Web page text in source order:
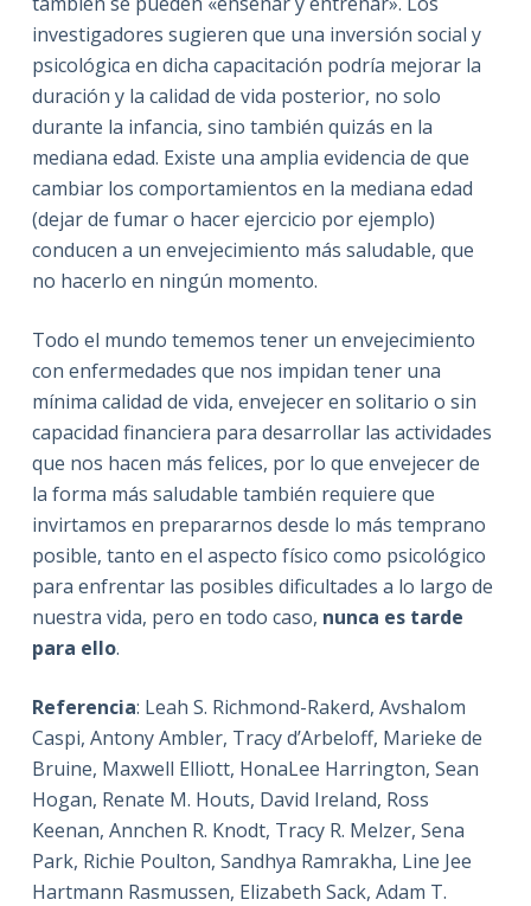
investigadores sugieren que una inversión social y
psicológica en dicha capacitación podría mejorar la
duración y la calidad de vida posterior, no solo
durante la infancia, sino también quizás en la
mediana edad. Existe una amplia evidencia de que
cambiar los comportamientos en la mediana edad
(dejar de fumar o hacer ejercicio por ejemplo)
conducen a un envejecimiento más saludable, que
no hacerlo en ningún momento.
Todo el mundo tememos tener un envejecimiento
con enfermedades que nos impidan tener una
mínima calidad de vida, envejecer en solitario o sin
capacidad financiera para desarrollar las actividades
que nos hacen más felices, por lo que envejecer de
la forma más saludable también requiere que
invirtamos en prepararnos desde lo más temprano
posible, tanto en el aspecto físico como psicológico
para enfrentar las posibles dificultades a lo largo de
nuestra vida, pero en todo caso, nunca es tarde
para ello.
Referencia: Leah S. Richmond-Rakerd, Avshalom
Caspi, Antony Ambler, Tracy d’Arbeloff, Marieke de
Bruine, Maxwell Elliott, HonaLee Harrington, Sean
Hogan, Renate M. Houts, David Ireland, Ross
Keenan, Annchen R. Knodt, Tracy R. Melzer, Sena
Park, Richie Poulton, Sandhya Ramrakha, Line Jee
Hartmann Rasmussen, Elizabeth Sack, Adam T.